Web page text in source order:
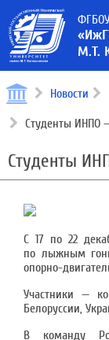
М.Т.
Новости
Студенты ИНПО
Студенты
С 17 по 22
по лыжным
опорно-
Участники —
Белоруссии,
В команду